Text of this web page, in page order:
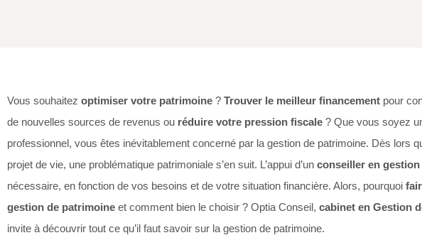
Vous souhaitez optimiser votre patrimoine ? Trouver le meilleur financement pour
de nouvelles sources de revenus ou réduire votre pression fiscale ? Que vous soyez
professionnel, vous êtes inévitablement concerné par la gestion de patrimoine. Dès lors
projet de vie, une problématique patrimoniale s’en suit. L’appui d’un conseiller en
nécessaire, en fonction de vos besoins et de votre situation financière. Alors, pourquoi
gestion de patrimoine et comment bien le choisir ? Optia Conseil, cabinet en Gestion
invite à découvrir tout ce qu’il faut savoir sur la gestion de patrimoine.